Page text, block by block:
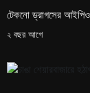
টেকনো ড্রাগসের
২ বছর আগে